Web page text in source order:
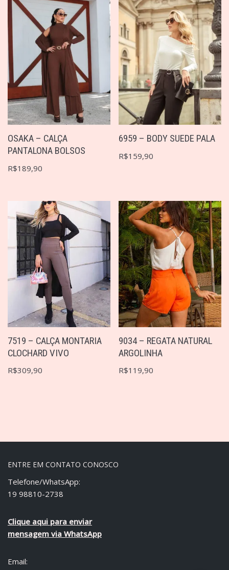
OSAKA – CALÇA
PANTALONA BOLSOS
R$189,90
6959 – BODY SUEDE PALA
R$159,90
7519 – CALÇA MONTARIA
CLOCHARD VIVO
R$309,90
9034 – REGATA NATURAL
ARGOLINHA
R$119,90
ENTRE EM CONTATO CONOSCO
Telefone/WhatsApp:
19 98810-2738
Clique aqui para enviar
mensagem via WhatsApp
Email: